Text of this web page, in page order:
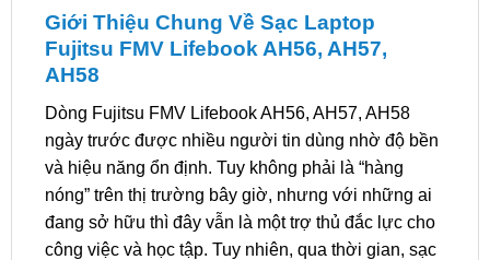
Giới Thiệu Chung Về Sạc Laptop
Fujitsu FMV Lifebook AH56, AH57,
AH58
Dòng Fujitsu FMV Lifebook AH56, AH57, AH58
ngày trước được nhiều người tin dùng nhờ độ bền
và hiệu năng ổn định. Tuy không phải là “hàng
nóng” trên thị trường bây giờ, nhưng với những ai
đang sở hữu thì đây vẫn là một trợ thủ đắc lực cho
công việc và học tập. Tuy nhiên, qua thời gian, sạc